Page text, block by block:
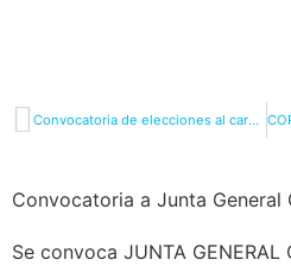
Convocatoria de elecciones al cargo de Vicepresidente
Convocatoria a Junta General
Se convoca JUNTA GENERAL